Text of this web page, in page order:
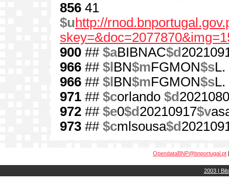
856 41
$u http://
900 ## $aBIBNAC$d
966 ## $l BN$mFGMON$sL.
966 ## $l BN$mFGMON$sL.
971 ## $corlando $d
972 ## $e0$d 20210917$v
973 ## $cmlsousa$d
OpendataBNP@bnportugal.pt
2003 |